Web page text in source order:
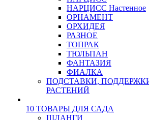
НАРЦИСС Настенное
ОРНАМЕНТ
ОРХИДЕЯ
РАЗНОЕ
ТОПРАК
ТЮЛЬПАН
ФАНТАЗИЯ
ФИАЛКА
ПОДСТАВКИ,
РАСТЕНИЙ
10 ТОВАРЫ ДЛЯ САДА
ШЛАНГИ